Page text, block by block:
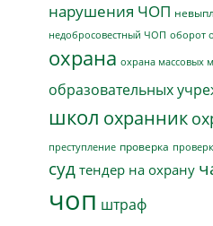
нарушения ЧОП
недобросовестный ЧОП оборот
охрана охрана массовых
образовательных
школ охранник
преступление проверка
суд тендер на охрану
чоп штраф